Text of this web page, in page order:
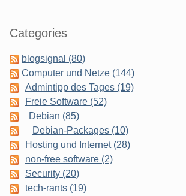
Categories
blogsignal (80)
Computer und Netze (144)
Admintipp des Tages (19)
Freie Software (52)
Debian (85)
Debian-Packages (10)
Hosting und Internet (28)
non-free software (2)
Security (20)
tech-rants (19)